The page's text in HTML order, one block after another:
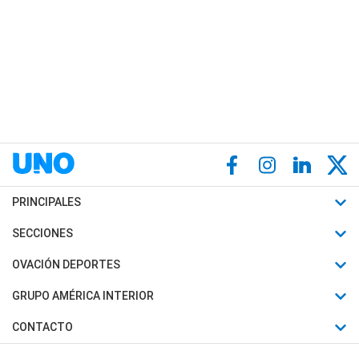
PRINCIPALES
Últimas Noticias
Política
Judiciales
SECCIONES
Horóscopo
Motores
Trucos caseros
OVACIÓN DEPORTES
Fútbol
Mundial
Automovilismo
GRUPO AMÉRICA INTERIOR
Canal 7 en Vivo
CONTACTO